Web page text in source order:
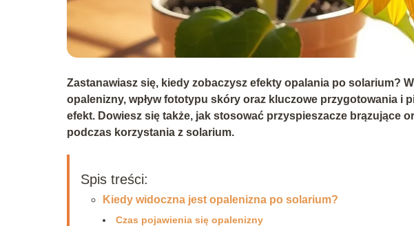
Zastanawiasz się, kiedy zobaczysz efekty opalania po solarium?
opalenizny, wpływ fototypu skóry oraz kluczowe przygotowania i
efekt. Dowiesz się także, jak stosować przyspieszacze brązujące
podczas korzystania z solarium.
Spis treści:
Kiedy widoczna jest opalenizna po solarium?
Czas pojawienia się opalenizny